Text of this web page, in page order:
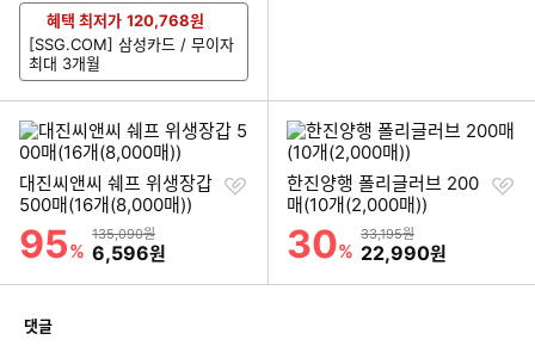
혜택 최저가 120,768원
[SSG.COM] 삼성카드 / 무이자
최대 3개월
대진씨앤씨 쉐프 위생장갑
500매(16개(8,000매))
할인률
95%
상품금액
135,090원
할인금액
6,596원
찜
한진양행 폴리글러브 200
매(10개(2,000매))
할인률
30%
상품금액
33,195원
할인금액
22,990원
찜
댓글개